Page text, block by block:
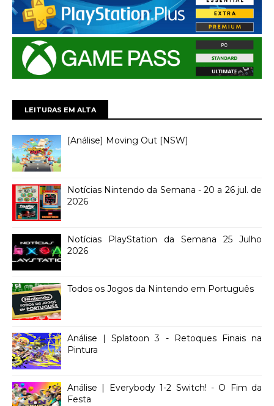
LEITURAS EM ALTA
[Análise] Moving Out [NSW]
Notícias Nintendo da Semana - 20 a 26 jul. de
2026
Notícias PlayStation da Semana 25 Julho
2026
Todos os Jogos da Nintendo em Português
Análise | Splatoon 3 - Retoques Finais na
Pintura
Análise | Everybody 1-2 Switch! - O Fim da
Festa